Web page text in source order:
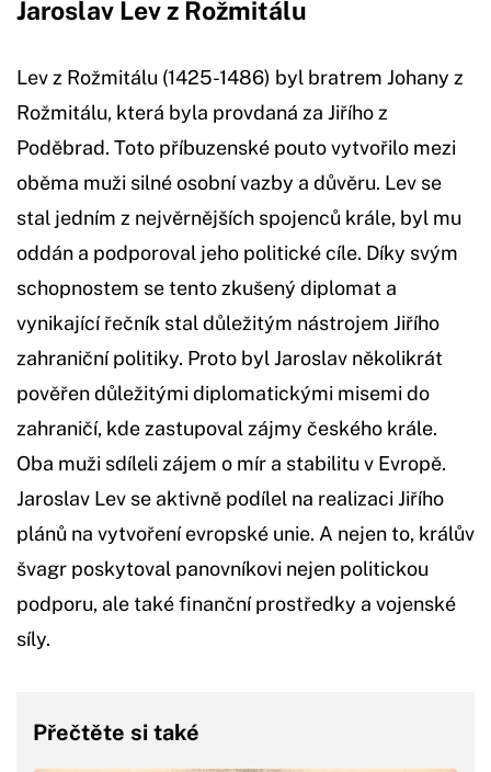
Jaroslav Lev z Rožmitálu
Lev z Rožmitálu (1425-1486) byl bratrem Johany z
Rožmitálu, která byla provdaná za Jiřího z
Poděbrad. Toto příbuzenské pouto vytvořilo mezi
oběma muži silné osobní vazby a důvěru. Lev se
stal jedním z nejvěrnějších spojenců krále, byl mu
oddán a podporoval jeho politické cíle. Díky svým
schopnostem se tento zkušený diplomat a
vynikající řečník stal důležitým nástrojem Jiřího
zahraniční politiky. Proto byl Jaroslav několikrát
pověřen důležitými diplomatickými misemi do
zahraničí, kde zastupoval zájmy českého krále.
Oba muži sdíleli zájem o mír a stabilitu v Evropě.
Jaroslav Lev se aktivně podílel na realizaci Jiřího
plánů na vytvoření evropské unie. A nejen to, králův
švagr poskytoval panovníkovi nejen politickou
podporu, ale také finanční prostředky a vojenské
síly.
Přečtěte si také